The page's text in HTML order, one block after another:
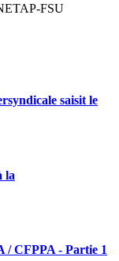
FSU
saisit le
la
/ CFPPA - Partie 1